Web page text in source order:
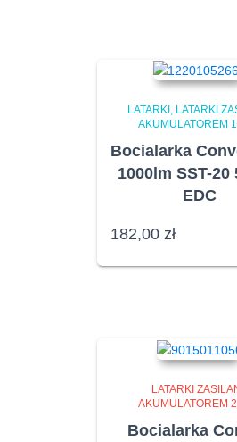
LATARKI
LATARKI
AKUMULATOREM
Bocialarka
1000lm SST-20
EDC
182,00 zł
LATARKI
AKUMULATOREM
Bocialarka